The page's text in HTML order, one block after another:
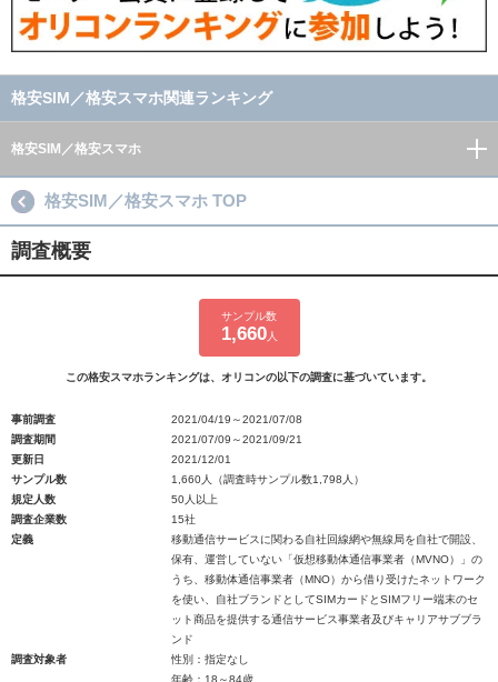
格安SIM／格安スマホ関連ランキング
格安SIM／格安スマホ
格安SIM／格安スマホ TOP
調査概要
サンプル数
1,660人
この格安スマホランキングは、オリコンの以下の調査に基づいています。
事前調査
2021/04/19～2021/07/08
調査期間
2021/07/09～2021/09/21
更新日
2021/12/01
サンプル数
1,660人（調査時サンプル数1,798人）
規定人数
50人以上
調査企業数
15社
定義
移動通信サービスに関わる自社回線網や無線局を自社で開設、
保有、運営していない「仮想移動体通信事業者（MVNO）」の
うち、移動体通信事業者（MNO）から借り受けたネットワーク
を使い、自社ブランドとしてSIMカードとSIMフリー端末のセ
ット商品を提供する通信サービス事業者及びキャリアサブブラ
ンド
調査対象者
性別：指定なし
年齢：18～84歳